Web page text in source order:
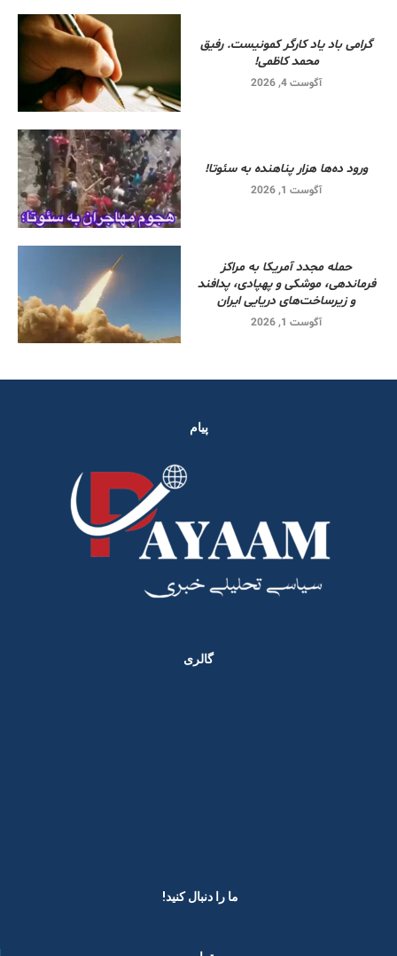
گرامی باد یاد کارگر کمونیست. رفیق
محمد کاظمی!
آگوست 4, 2026
ورود ده‌ها هزار پناهنده به سئوتا!
آگوست 1, 2026
حمله مجدد آمریکا به مراکز
فرماندهی، موشکی و پهپادی، پدافند
و زیرساخت‌های دریایی ایران
آگوست 1, 2026
پیام
گالری
ما را دنبال کنید! ​